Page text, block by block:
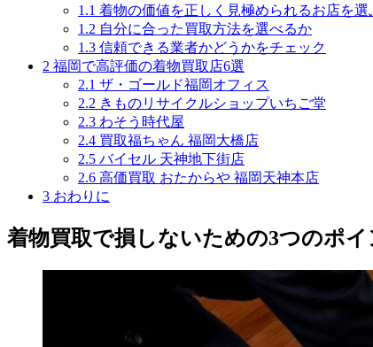
1.1 着物の価値を正しく見極められるお店を選
1.2 自分に合った買取方法を選べるか
1.3 信頼できる業者かどうかをチェック
2 福岡で高評価の着物買取店6選
2.1 ザ・ゴールド福岡オフィス
2.2 きものリサイクルショップいちご堂
2.3 わそう時代屋
2.4 買取福ちゃん 福岡大橋店
2.5 バイセル 天神地下街店
2.6 高価買取 おたからや 福岡天神本店
3 おわりに
着物買取で損しないための3つのポイ